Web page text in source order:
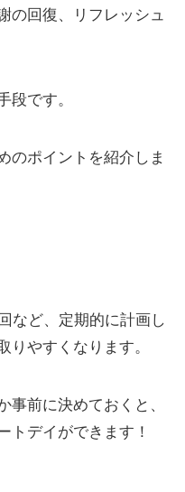
の回復、リフレッシュ
段です。
のポイントを紹介しま
など、定期的に計画し
りやすくなります。
事前に決めておくと、
トデイができます！